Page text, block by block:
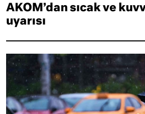
AKOM’dan sıcak ve
uyarısı